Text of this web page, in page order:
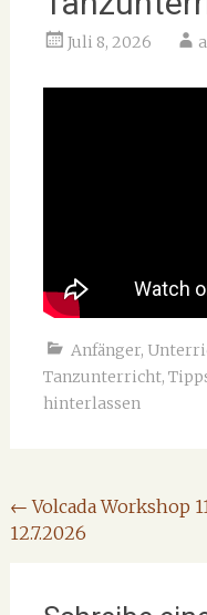
Juli 8, 2026
Anfänger,
Tanzunterricht,
hinterlassen
← Volcada Workshop
12.7.2026